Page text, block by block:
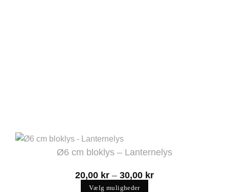
Ø6 cm bloklys – Lanternelys
20,00 kr – 30,00 krPrisinterval:
Vælg muligheder